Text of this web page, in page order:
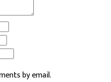
by email.